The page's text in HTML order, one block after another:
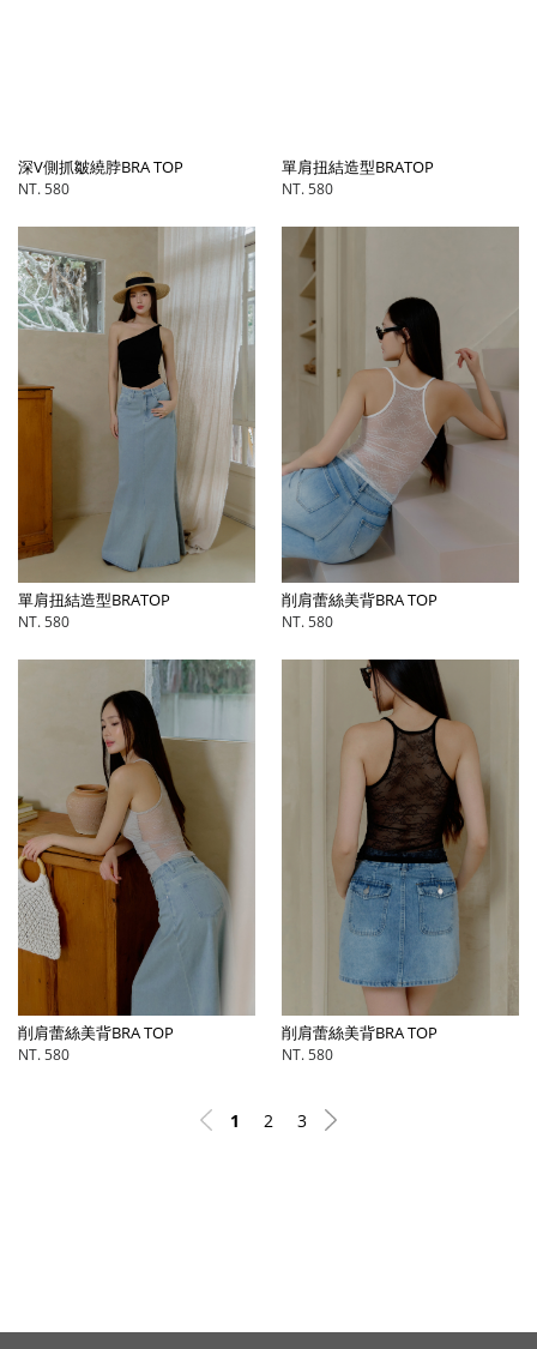
深V側抓皺繞脖BRA TOP
NT. 580
單肩扭結造型BRATOP
NT. 580
單肩扭結造型BRATOP
NT. 580
削肩蕾絲美背BRA TOP
NT. 580
削肩蕾絲美背BRA TOP
NT. 580
削肩蕾絲美背BRA TOP
NT. 580
1 2 3